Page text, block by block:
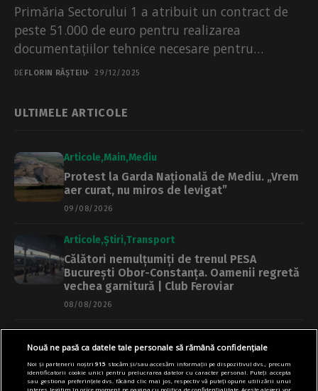
Primăria Sectorului 1 a atribuit un contract de
peste 51.000 de euro pentru realizarea
documentațiilor tehnice necesare pentru
extinderea Școlii Gimnaziale Herăstrău, una...
DE FLORIN RÂȘTEIU 29/12/2025
ULTIMELE ARTICOLE
Articole Main Mediu
Protest la Garda Națională de Mediu. „Vrem
aer curat, nu miros de levigat”
09/08/2026
Articole Știri Transport
Călători nemulțumiți de trenul PESA
București Obor-Constanța. Oamenii regretă
vechea garnitură | Club Feroviar
08/08/2026
FOTO | Vulturul și cei doi grifoni, distruși de
bombardamentele din 1944, s-au întors pe
Palatul Universității. Continuă procesul de
Nouă ne pasă ca datele tale personale să rămână confidențiale
Noi și partenerii noștri915 stocăm și/sau accesăm informații pe dispozitivul dvs., precum
identificatorii cookie unici pentru prelucrarea datelor cu caracter personal. Puteți accepta
sau gestiona preferințele dvs. făcând clic mai jos, respectiv vă puteți opune utilizării unui
interes legitim în orice moment pe pagina cu politica de confidențialitate. Aceste alegeri vor